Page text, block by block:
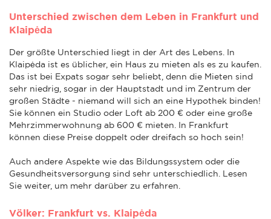
Unterschied zwischen dem Leben in Frankfurt und
Klaipėda
Der größte Unterschied liegt in der Art des Lebens. In
Klaipėda ist es üblicher, ein Haus zu mieten als es zu kaufen.
Das ist bei Expats sogar sehr beliebt, denn die Mieten sind
sehr niedrig, sogar in der Hauptstadt und im Zentrum der
großen Städte - niemand will sich an eine Hypothek binden!
Sie können ein Studio oder Loft ab 200 € oder eine große
Mehrzimmerwohnung ab 600 € mieten. In Frankfurt
können diese Preise doppelt oder dreifach so hoch sein!
Auch andere Aspekte wie das Bildungssystem oder die
Gesundheitsversorgung sind sehr unterschiedlich. Lesen
Sie weiter, um mehr darüber zu erfahren.
Völker: Frankfurt vs. Klaipėda